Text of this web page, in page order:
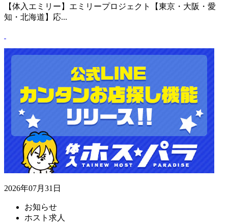
【体入エミリー】エミリープロジェクト【東京・大阪・愛
知・北海道】応...
2026年07月31日
お知らせ
ホスト求人